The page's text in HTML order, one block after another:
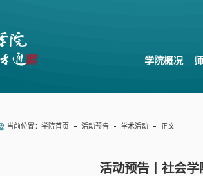
学院概况
当前位置： 学院首页 活动预告 学术活动 正文
活动预告丨社会学